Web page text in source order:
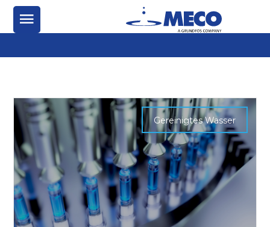
Gereinigtes Wasser